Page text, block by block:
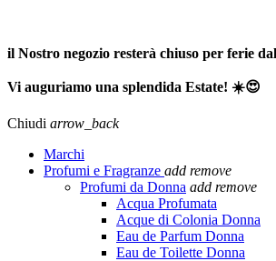
il Nostro negozio resterà chiuso per ferie
Vi auguriamo una splendida Estate! ☀️😍
Chiudi arrow_back
Marchi
Profumi e Fragranze add remove
Profumi da Donna add remove
Acqua Profumata
Acque di Colonia Donna
Eau de Parfum Donna
Eau de Toilette Donna